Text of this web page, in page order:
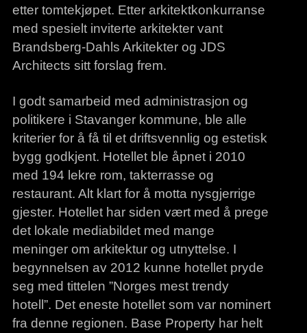
etter tomtekjøpet. Etter arkitektkonkurranse
med spesielt inviterte arkitekter vant
Brandsberg-Dahls Arkitekter og JDS
Architects sitt forslag frem.
I godt samarbeid med administrasjon og
politikere i Stavanger kommune, ble alle
kriterier for å få til et driftsvennlig og estetisk
bygg godkjent. Hotellet ble åpnet i 2010
med 194 lekre rom, takterrasse og
restaurant. Alt klart for å motta nysgjerrige
gjester. Hotellet har siden vært med å prege
det lokale mediabildet med mange
meninger om arkitektur og utnyttelse. I
begynnelsen av 2012 kunne hotellet pryde
seg med tittelen ”Norges mest trendy
hotell”. Det eneste hotellet som var nominert
fra denne regionen. Base Property har helt